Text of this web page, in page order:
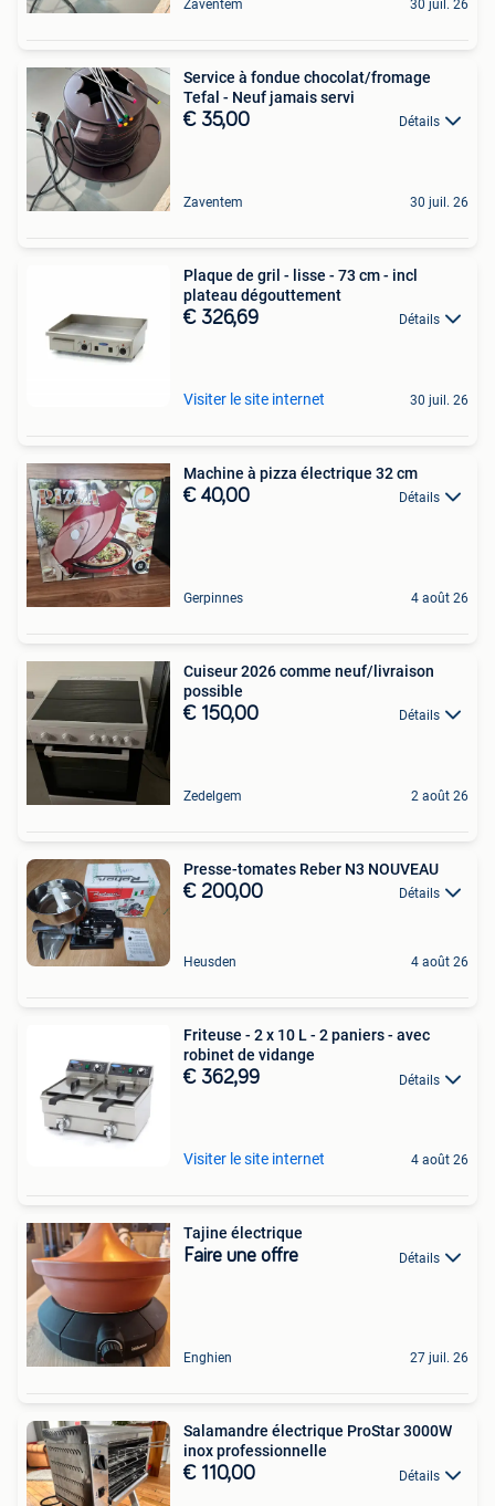
Zaventem 30 juil. 26
Service à fondue chocolat/fromage
Tefal - Neuf jamais servi
€ 35,00 Détails
Zaventem 30 juil. 26
Plaque de gril - lisse - 73 cm - incl
plateau dégouttement
€ 326,69 Détails
Visiter le site internet 30 juil. 26
Machine à pizza électrique 32 cm
€ 40,00 Détails
Gerpinnes 4 août 26
Cuiseur 2026 comme neuf/livraison
possible
€ 150,00 Détails
Zedelgem 2 août 26
Presse-tomates Reber N3 NOUVEAU
€ 200,00 Détails
Heusden 4 août 26
Friteuse - 2 x 10 L - 2 paniers - avec
robinet de vidange
€ 362,99 Détails
Visiter le site internet 4 août 26
Tajine électrique
Faire une offre Détails
Enghien 27 juil. 26
Salamandre électrique ProStar 3000W
inox professionnelle
€ 110,00 Détails